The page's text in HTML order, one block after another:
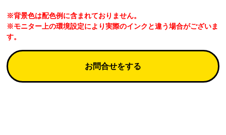
※背景色は配色例に含まれておりません。
※モニター上の環境設定により実際のインクと違う場合がございま
す。
お問合せをする